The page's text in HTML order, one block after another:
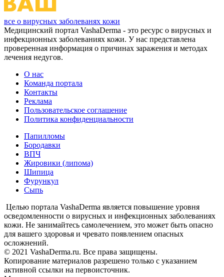
все о вирусных заболеванях кожи
Медицинский портал VashaDerma - это ресурс о вирусных и
инфекционных заболеваниях кожи. У нас представлена
проверенная информация о причинах заражения и методах
лечения недугов.
О нас
Команда портала
Контакты
Реклама
Пользовательское соглашение
Политика конфиденциальности
Папилломы
Бородавки
ВПЧ
Жировики (липома)
Шипица
Фурункул
Сыпь
Целью портала VashaDerma является повышение уровня
осведомленности о вирусных и инфекционных заболеваниях
кожи. Не занимайтесь самолечением, это может быть опасно
для вашего здоровья и чревато появлением опасных
осложнений.
© 2021 VashaDerma.ru. Все права защищены.
Копирование материалов разрешено только с указанием
активной ссылки на первоисточник.